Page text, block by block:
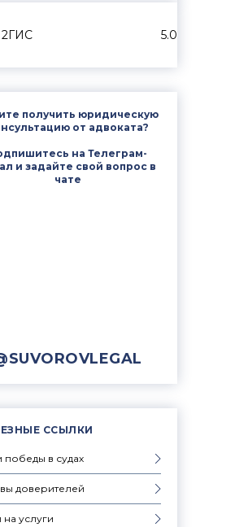
2ГИС 5.0
получить юридическую
от адвоката?
на Телеграм-
и задайте свой вопрос в
чате
ССЫЛКИ
победы в судах
доверителей
услуги